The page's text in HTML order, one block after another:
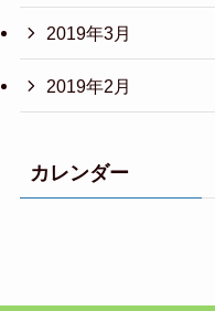
2019年3月
2019年2月
カレンダー